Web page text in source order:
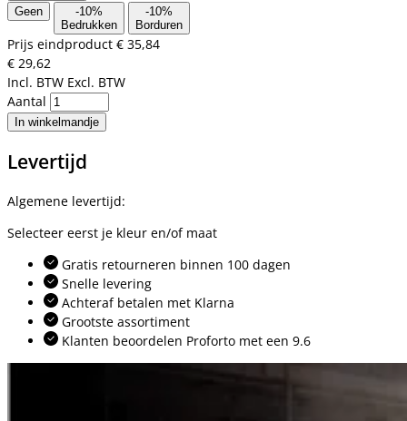
Geen
-10%
Bedrukken
-10%
Borduren
Prijs eindproduct € 35,84
€ 29,62
Incl. BTW Excl. BTW
Aantal
In winkelmandje
Levertijd
Algemene levertijd:
Selecteer eerst je kleur en/of maat
Gratis retourneren binnen 100 dagen
Snelle levering
Achteraf betalen met Klarna
Grootste assortiment
Klanten beoordelen Proforto met een 9.6